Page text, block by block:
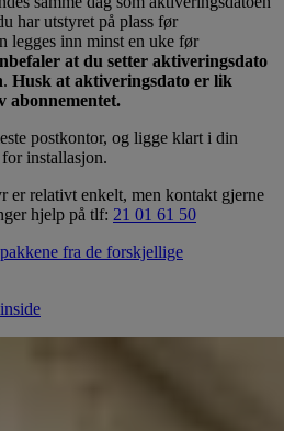
har utstyret på plass før
legges inn minst en uke før
at du setter aktiveringsdato
. Husk at aktiveringsdato er lik
abonnementet.
postkontor, og ligge klart i din
installasjon.
relativt enkelt, men kontakt gjerne
hjelp på tlf: 21 01 61 50
fra de forskjellige